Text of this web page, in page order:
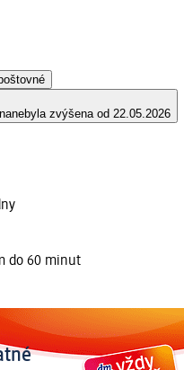
nebyla zvýšena od 22.05.2026
do 60 minut